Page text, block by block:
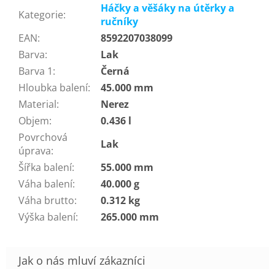
Kategorie:
Háčky a věšáky na útěrky a
ručníky
EAN:
8592207038099
Barva:
Lak
Barva 1:
Černá
Hloubka balení:
45.000 mm
Material:
Nerez
Objem:
0.436 l
Povrchová
úprava:
Lak
Šířka balení:
55.000 mm
Váha balení:
40.000 g
Váha brutto:
0.312 kg
Výška balení: 265.000 mm